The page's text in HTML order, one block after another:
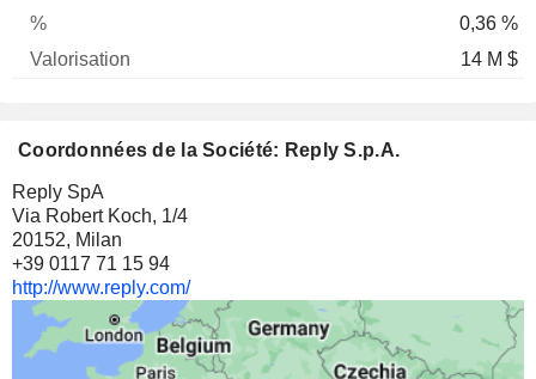
0,36 %
14 M $
Coordonnées de la Société: Reply S.p.A.
Reply SpA
Via Robert Koch, 1/4
20152, Milan
+39 0117 71 15 94
http://www.reply.com/